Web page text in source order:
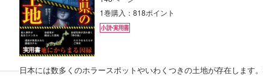
実用書
1巻購入：818ポイント
日本には数多くのホラースポットやいわくつきの土地が存在します